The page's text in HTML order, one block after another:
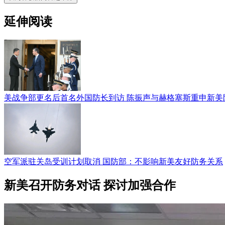
延伸阅读
美战争部更名后首名外国防长到访 陈振声与赫格塞斯重申新
空军派驻关岛受训计划取消 国防部：不影响新美友好防务关系
新美召开防务对话 探讨加强合作